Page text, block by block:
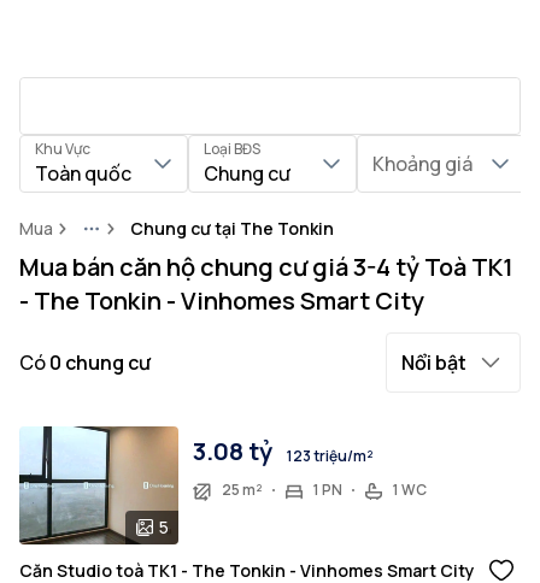
Khu Vực
Toàn quốc
Loại BĐS
Chung cư Khoảng giá
Mua MoreChung cư tại The Tonkin
Mua bán căn hộ chung cư giá 3-4 tỷ Toà TK1
- The Tonkin - Vinhomes Smart City
Có0 chung cư Nổi bật
5
3.08 tỷ
123 triệu/m²
25 m²
1 PN 1 WC
Căn Studio toà TK1 - The Tonkin - Vinhomes Smart City